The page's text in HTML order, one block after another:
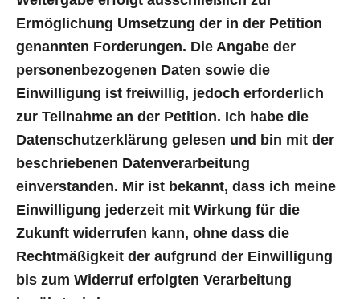
Ermöglichung Umsetzung der in der Petition
genannten Forderungen. Die Angabe der
personenbezogenen Daten sowie die
Einwilligung ist freiwillig, jedoch erforderlich
zur Teilnahme an der Petition. Ich habe die
Datenschutzerklärung gelesen und bin mit der
beschriebenen Datenverarbeitung
einverstanden. Mir ist bekannt, dass ich meine
Einwilligung jederzeit mit Wirkung für die
Zukunft widerrufen kann, ohne dass die
Rechtmäßigkeit der aufgrund der Einwilligung
bis zum Widerruf erfolgten Verarbeitung